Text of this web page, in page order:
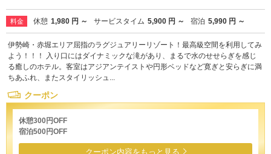
料金 休憩 1,980 円 ～ サービスタイム 5,900 円 ～ 宿泊 5,990 円 ～
伊勢崎・赤堀エリア屈指のラグジュアリーリゾート！最高級空間を利用してみ
よう！！！ 入り口にはダイナミックな滝があり、まるで水のせせらぎを感じ
る癒しのホテル。客室はアジアンテイストや円形ベッドなど寛ぎと安らぎに満
ちあふれ、またスタイリッシュ...
クーポン
休憩300円OFF
宿泊500円OFF
クーポン内容をもっと見る